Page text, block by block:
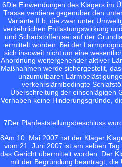
6Die Einwendungen des Klägers im
Trasse verdiene gegenüber den
Variante II b, die zwar unter
verkehrlichen Entlastungswirkung
und Schadstoffen sei auf der
ermittelt worden. Bei der
sich insoweit nicht um eine
Anordnung weitergehender aktiver
Maßnahmen werde sichergestellt,
unzumutbaren
verkehrslärmbedingte
Überschreitung der einschlägigen
Vorhaben keine Hinderungsgründe,
7Der Planfeststellungsbeschluss
8Am 10. Mai 2007 hat der Kläger
vom 21. Juni 2007 ist am selben
das Gericht übermittelt worden. Der
mit der Begründung beantragt,